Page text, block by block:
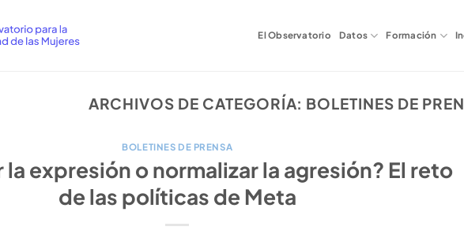
El Observatorio Datos Formación
ARCHIVOS DE CATEGORÍA: BOLETINES DE
BOLETINES DE PRENSA
la expresión o normalizar la agresión? El reto
de las políticas de Meta